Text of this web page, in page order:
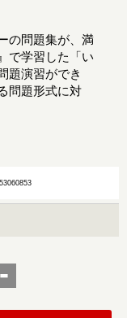
の問題集が、満
で学習した「い
題演習ができ
問題形式に対
-